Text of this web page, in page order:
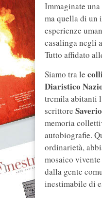
Immaginate
ma quella di un
esperienze
casalinga negli
Tutto affidato
Siamo tra le
Diaristico
tremila abitanti
scrittore
memoria
autobiografie.
ordinarietà,
mosaico
dalla gente
inestimabile di